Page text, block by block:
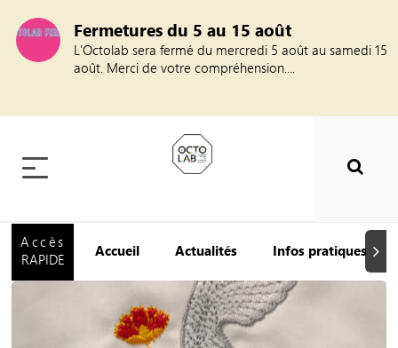
Fermetures du 5 au 15 août
L’Octolab sera fermé du mercredi 5 août au samedi 15
août. Merci de votre compréhension....
Accès
RAPIDE
Accueil Actualités Infos pratiques